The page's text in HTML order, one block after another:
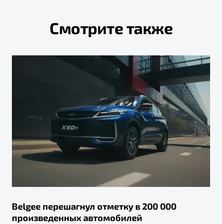
Смотрите также
Belgee перешагнул отметку в 200 000
произведенных автомобилей